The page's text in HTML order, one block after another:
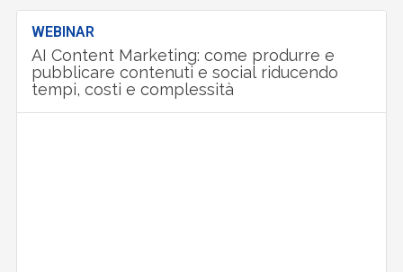
WEBINAR
AI Content Marketing: come produrre e
pubblicare contenuti e social riducendo
tempi, costi e complessità